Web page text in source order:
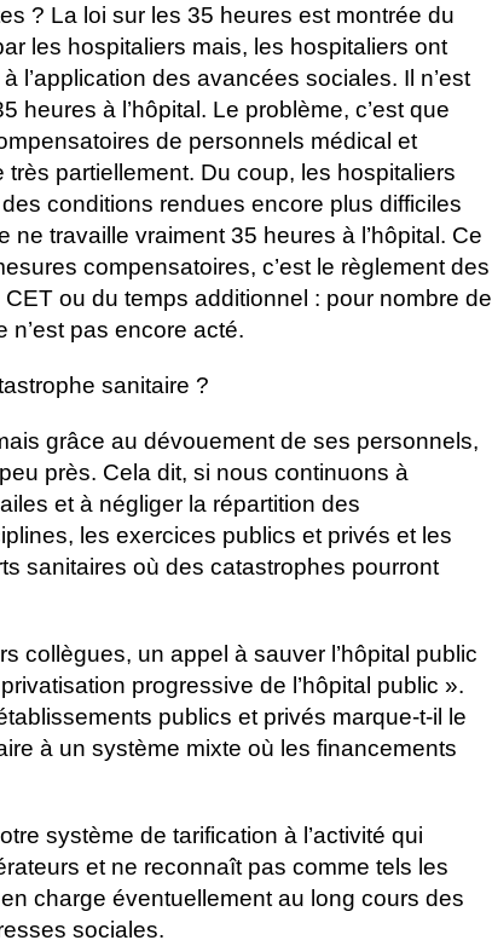
? La loi sur les 35 heures est montrée du
les hospitaliers mais, les hospitaliers ont
l’application des avancées sociales. Il n’est
heures à l’hôpital. Le problème, c’est que
de personnels médical et
très partiellement. Du coup, les hospitaliers
conditions rendues encore plus difficiles
travaille vraiment 35 heures à l’hôpital. Ce
compensatoires, c’est le règlement des
ou du temps additionnel : pour nombre de
pas encore acté.
sanitaire ?
grâce au dévouement de ses personnels,
près. Cela dit, si nous continuons à
et à négliger la répartition des
les exercices publics et privés et les
sanitaires où des catastrophes pourront
collègues, un appel à sauver l’hôpital public
progressive de l’hôpital public ».
publics et privés marque-t-il le
à un système mixte où les financements
système de tarification à l’activité qui
et ne reconnaît pas comme tels les
charge éventuellement au long cours des
sociales.